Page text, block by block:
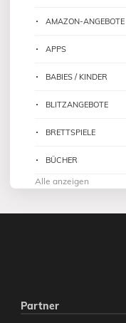
AMAZON-ANGEBOTE
APPS
BABIES / KINDER
BLITZANGEBOTE
BRETTSPIELE
BÜCHER
Alle anzeigen
Partner